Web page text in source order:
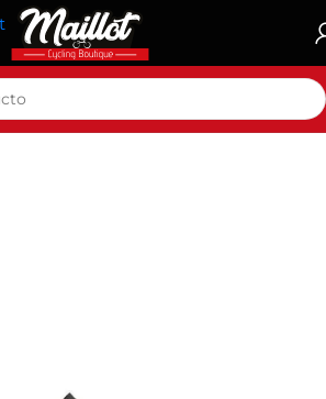
Dmt Km30 Negro